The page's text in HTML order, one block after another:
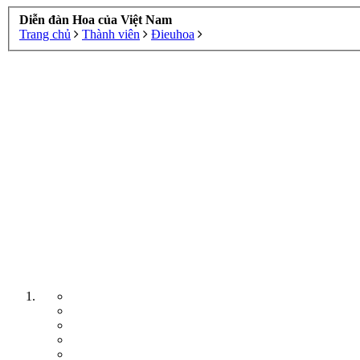
Diễn đàn Hoa của Việt Nam
Trang chủ
Thành viên Đieuhoa